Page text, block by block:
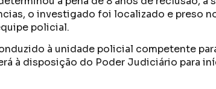
o investigado foi localizado e preso
policial.
à unidade policial competente
à disposição do Poder Judiciário para